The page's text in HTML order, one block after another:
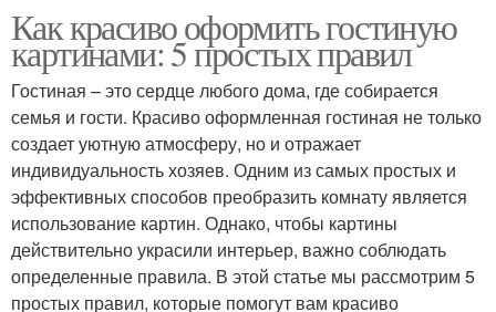
Как красиво оформить гостиную
картинами: 5 простых правил
Гостиная – это сердце любого дома, где собирается
семья и гости. Красиво оформленная гостиная не только
создает уютную атмосферу, но и отражает
индивидуальность хозяев. Одним из самых простых и
эффективных способов преобразить комнату является
использование картин. Однако, чтобы картины
действительно украсили интерьер, важно соблюдать
определенные правила. В этой статье мы рассмотрим 5
простых правил, которые помогут вам красиво